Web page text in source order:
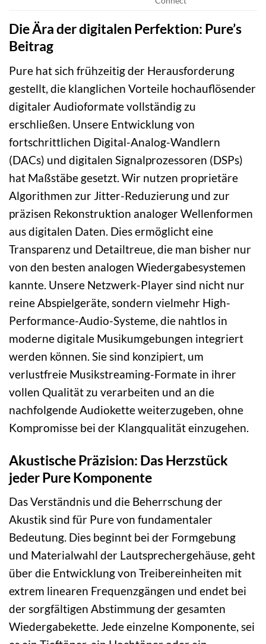
Die Ära der digitalen Perfektion: Pure’s
Beitrag
Pure hat sich frühzeitig der Herausforderung
gestellt, die klanglichen Vorteile hochauflösender
digitaler Audioformate vollständig zu
erschließen. Unsere Entwicklung von
fortschrittlichen Digital-Analog-Wandlern
(DACs) und digitalen Signalprozessoren (DSPs)
hat Maßstäbe gesetzt. Wir nutzen proprietäre
Algorithmen zur Jitter-Reduzierung und zur
präzisen Rekonstruktion analoger Wellenformen
aus digitalen Daten. Dies ermöglicht eine
Transparenz und Detailtreue, die man bisher nur
von den besten analogen Wiedergabesystemen
kannte. Unsere Netzwerk-Player sind nicht nur
reine Abspielgeräte, sondern vielmehr High-
Performance-Audio-Systeme, die nahtlos in
moderne digitale Musikumgebungen integriert
werden können. Sie sind konzipiert, um
verlustfreie Musikstreaming-Formate in ihrer
vollen Qualität zu verarbeiten und an die
nachfolgende Audiokette weiterzugeben, ohne
Kompromisse bei der Klangqualität einzugehen.
Akustische Präzision: Das Herzstück
jeder Pure Komponente
Das Verständnis und die Beherrschung der
Akustik sind für Pure von fundamentaler
Bedeutung. Dies beginnt bei der Formgebung
und Materialwahl der Lautsprechergehäuse, geht
über die Entwicklung von Treibereinheiten mit
extrem linearen Frequenzgängen und endet bei
der sorgfältigen Abstimmung der gesamten
Wiedergabekette. Jede einzelne Komponente, sei